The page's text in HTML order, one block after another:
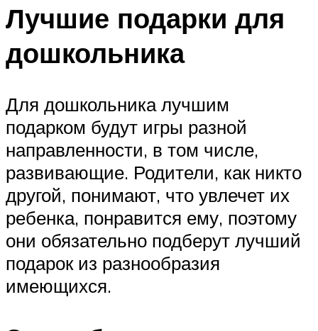
Лучшие подарки для
дошкольника
Для дошкольника лучшим
подарком будут игры разной
направленности, в том числе,
развивающие. Родители, как никто
другой, понимают, что увлечет их
ребенка, понравится ему, поэтому
они обязательно подберут лучший
подарок из разнообразия
имеющихся.